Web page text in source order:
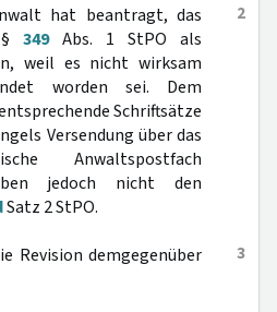
2
hat beantragt, das
349Abs. 1 StPO als
weil es nicht wirksam
worden sei. Dem
Schriftsätze
Versendung über das
Anwaltspostfach
jedoch nicht den
Satz 2 StPO.
3
Revision demgegenüber